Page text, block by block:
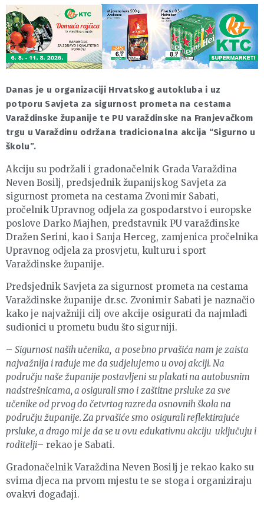
Danas je u organizaciji Hrvatskog autokluba i uz
potporu Savjeta za sigurnost prometa na cestama
Varaždinske županije te PU varaždinske na Franjevačkom
trgu u Varaždinu održana tradicionalna akcija “Sigurno u
školu”.
Akciju su podržali i gradonačelnik Grada Varaždina
Neven Bosilj, predsjednik županijskog Savjeta za
sigurnost prometa na cestama Zvonimir Sabati,
pročelnik Upravnog odjela za gospodarstvo i europske
poslove Darko Majhen, predstavnik PU varaždinske
Dražen Serini, kao i Sanja Herceg, zamjenica pročelnika
Upravnog odjela za prosvjetu, kulturu i sport
Varaždinske županije.
Predsjednik Savjeta za sigurnost prometa na cestama
Varaždinske županije dr.sc. Zvonimir Sabati je naznačio
kako je najvažniji cilj ove akcije osigurati da najmlađi
sudionici u prometu budu što sigurniji.
–Sigurnost naših učenika, a posebno prvašića nam je zaista
najvažnija i raduje me da sudjelujemo u ovoj akciji. Na
području naše županije postavljeni su plakati na autobusnim
nadstrešnicama, a osigurali smo i zaštitne prsluke za sve
učenike od prvog do četvrtog razreda osnovnih škola na
području županije. Za prvašiće smo osigurali reflektirajuće
prsluke, a drago mi je da se u ovu edukativnu akciju uključuju i
roditelji– rekao je Sabati.
Gradonačelnik Varaždina Neven Bosilj je rekao kako su
svima djeca na prvom mjestu te se stoga i organiziraju
ovakvi događaji.